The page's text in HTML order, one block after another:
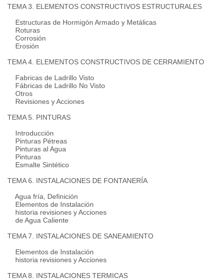
TEMA 3. ELEMENTOS CONSTRUCTIVOS ESTRUCTURALES
Estructuras de Hormigón Armado y Metálicas
Roturas
Corrosión
Erosión
TEMA 4. ELEMENTOS CONSTRUCTIVOS DE CERRAMIENTO
Fabricas de Ladrillo Visto
Fábricas de Ladrillo No Visto
Otros
Revisiones y Acciones
TEMA 5. PINTURAS
Introducción
Pinturas Pétreas
Pinturas al Agua
Pinturas
Esmalte Sintético
TEMA 6. INSTALACIONES DE FONTANERÍA
Agua fría, Definición
Elementos de Instalación
historia revisiones y Acciones
de Agua Caliente
TEMA 7. INSTALACIONES DE SANEAMIENTO
Elementos de Instalación
historia revisiones y Acciones
TEMA 8. INSTALACIONES TERMICAS